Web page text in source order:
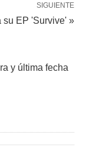
SIGUIENTE
su EP 'Survive' »
y última fecha